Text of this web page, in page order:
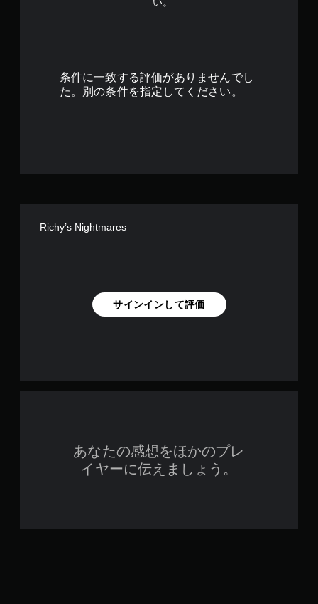
条件に一致する評価がありませんでし
た。別の条件を指定してください。
Richy’s Nightmares
サインインして評価
あなたの感想をほかのプレ
イヤーに伝えましょう。